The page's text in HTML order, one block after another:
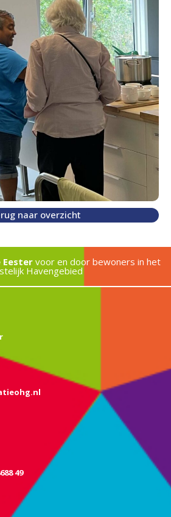
naar overzicht
voor en door bewoners in het
Havengebied
49